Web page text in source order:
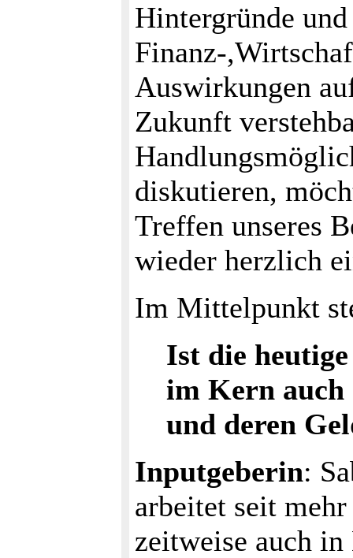
Hintergründe
Finanz-
Auswirkungen
Zukunft
diskutieren,
Treffen unseres
wieder herzlich
Im Mittelpunkt
Ist die
im Kern auch
und deren
Inputgeberin:
arbeitet seit
zeitweise auch